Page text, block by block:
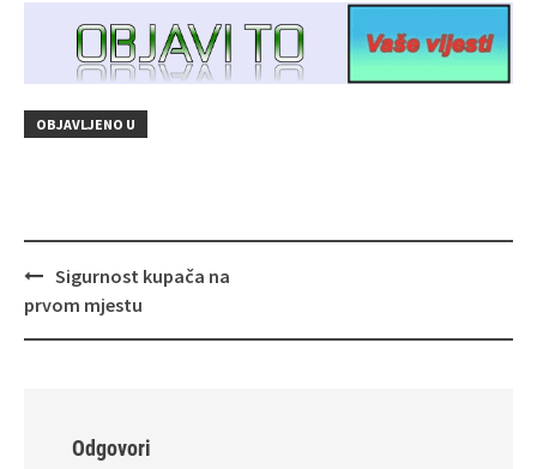
OBJAVLJENO U
Navigacija
objava
Sigurnost kupača na
prvom mjestu
Odgovori